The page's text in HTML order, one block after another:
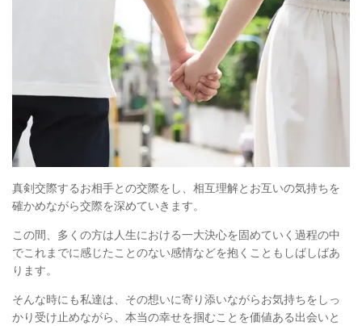
真剣交際するお相手との交際をし、相互理解とお互いの気持ちを
確かめながら交際を深めていきます。
この間、多くの方は人生における一大決心を固めていく過程の中
でこれまでに感じたことのない感情などを抱くこともしばしばあ
ります。
そんな時にも私達は、その想いに寄り添いながらお気持ちをしっ
かり受け止めながら、本当の幸せを掴むことを価値ある出会いと